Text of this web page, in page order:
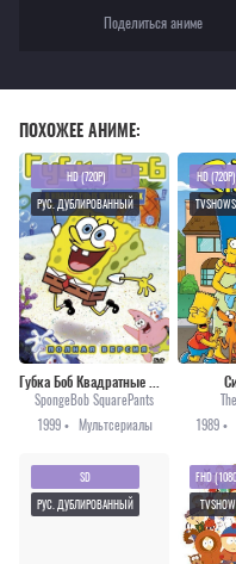
Поделиться аниме
ПОХОЖЕЕ АНИМЕ:
SpongeBob SquarePants
1999 •
Мультсериалы
HD (720P)
РУС. ДУБЛИРОВАННЫЙ
1989 •
HD (720P)
TVSHOWS
SD
РУС. ДУБЛИРОВАННЫЙ
FHD